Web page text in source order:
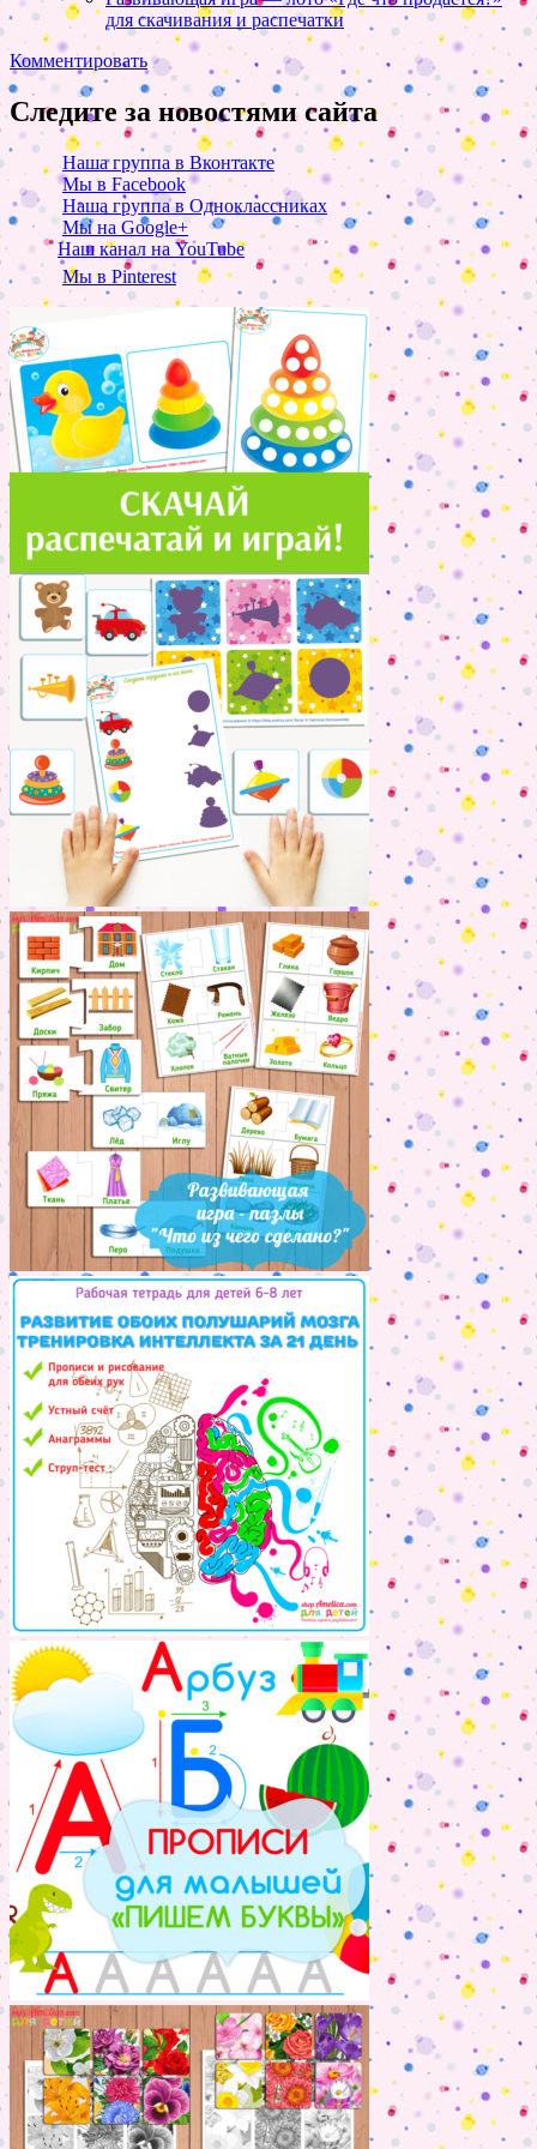
для скачивания и распечатки
Комментировать
Следите за новостями сайта
Наша группа в Вконтакте
Мы в Facebook
Наша группа в Одноклассниках
Мы на Google+
Наш канал на YouTube
Мы в Pinterest